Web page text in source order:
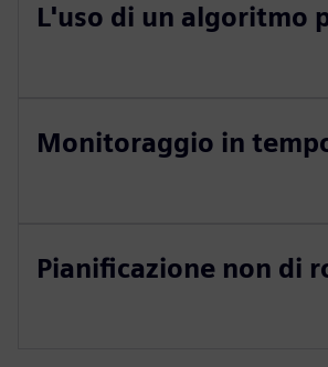
L'uso di un algoritmo
Monitoraggio in
Pianificazione non di